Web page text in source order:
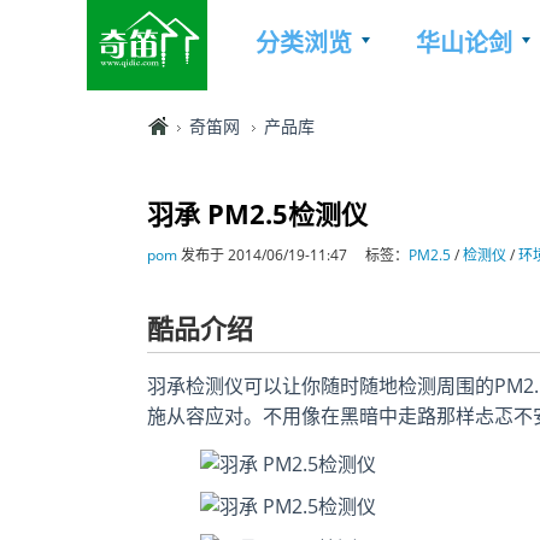
分类浏览 华山论剑
奇笛网 产品库
羽承 PM2.5检测仪
pom发布于 2014/06/19-11:47 标签： PM2.5/检测仪 /环
酷品介绍
羽承检测仪可以让你随时随地检测周围的
施从容应对。不用像在黑暗中走路那样忐忑不